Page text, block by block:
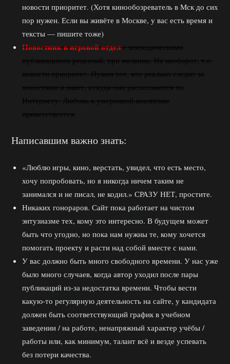
новости приоритет. (Хотя кинообозреватель в Мск до сих
пор нужен. Если вы живёте в Москве, у вас есть время и
тексты — пишите тоже)
Новостник в игровой отделс эпизодическими
публикациями рецензий, при желании. Не наоборот, т.е.
новости приоритет. Нужен тот, кто реально следит за
новостями и знает, откуда они расползаются по
Интернету. Любовь к умеренной аналитике
приветствуется.
Написавшим важно знать:
«Люблю игры, кино, верстать, увидел, что есть место,
хочу попробовать, но я никогда ничем таким не
занимался и не писал, не кодил.» СРАЗУ НЕТ, простите.
Никаких гонораров. Сайт пока работает на чистом
энтузиазме тех, кому это интересно. В будущем может
быть что угодно, но пока нам нужны те, кому хочется
помогать проекту и расти над собой вместе с нами.
У вас должно быть много свободного времени. У нас уже
было много случаев, когда автор уходил после пары
публикаций из-за недостатка времени. Чтобы вести
какую-то регулярную деятельность на сайте, у кандидата
должен быть соответствующий график в учебном
заведении / на работе, ненапряжный характер учёбы /
работы или, как минимум, талант всё и везде успевать
без потери качества.